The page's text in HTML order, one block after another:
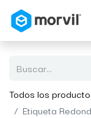
Todos los
Etiqueta